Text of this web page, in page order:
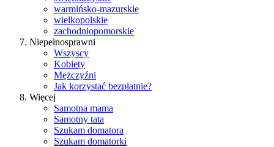
warmińsko-mazurskie
wielkopolskie
zachodniopomorskie
Niepełnosprawni
Wszyscy
Kobiety
Mężczyźni
Jak korzystać bezpłatnie?
Więcej
Samotna mama
Samotny tata
Szukam domatora
Szukam domatorki